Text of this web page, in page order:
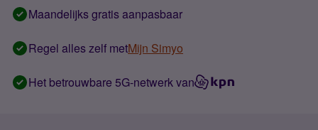
Maandelijks gratis aanpasbaar
Regel alles zelf metMijn Simyo
Het betrouwbare 5G-netwerk van